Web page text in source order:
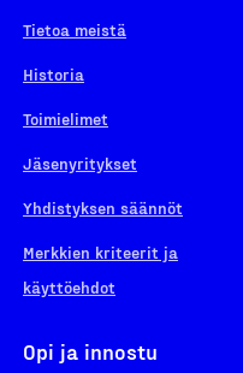
Tietoa meistä
Historia
Toimielimet
Jäsenyritykset
Yhdistyksen säännöt
Merkkien kriteerit ja
käyttöehdot
Opi ja innostu